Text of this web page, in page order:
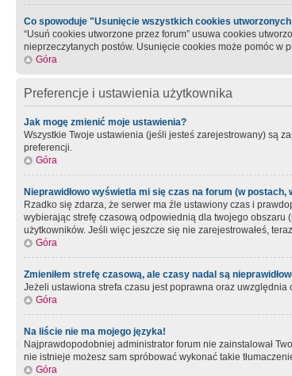
Co spowoduje "Usunięcie wszystkich cookies
“Usuń cookies utworzone przez forum” usuwa cookies
nieprzeczytanych postów. Usunięcie cookies może pomóc
Góra
Preferencje i ustawienia użytkownika
Jak mogę zmienić moje ustawienia?
Wszystkie Twoje ustawienia (jeśli jesteś zarejestrowany) są
preferencji.
Góra
Nieprawidłowo wyświetla mi się czas na forum (w postach,
Rzadko się zdarza, że serwer ma źle ustawiony czas i
wybierając strefę czasową odpowiednią dla twojego obszaru
użytkowników. Jeśli więc jeszcze się nie zarejestrowałeś,
Góra
Zmieniłem strefę czasową, ale czasy nadal są
Jeżeli ustawiona strefa czasu jest poprawna oraz
Góra
Na liście nie ma mojego języka!
Najprawdopodobniej administrator forum nie zainstalował
nie istnieje możesz sam spróbować wykonać takie
Góra